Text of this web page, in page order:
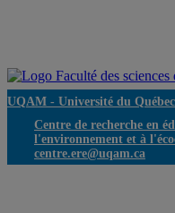
UQAM - Université du
Centre de recherche en
l'environnement et à
centre.ere@uqam.ca